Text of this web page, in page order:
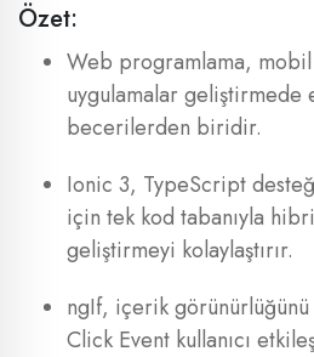
Özet:
Web programlama, mobil
uygulamalar geliştirmede
becerilerden biridir.
Ionic 3, TypeScript
için tek kod tabanıyla
geliştirmeyi kolaylaştırır.
ngIf, içerik
Click Event kullanıcı